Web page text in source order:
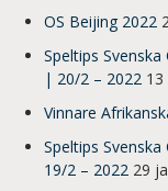
OS Beijing 2022
Speltips
| 20/2 – 2022
Vinnare
Speltips
19/2 – 2022 29